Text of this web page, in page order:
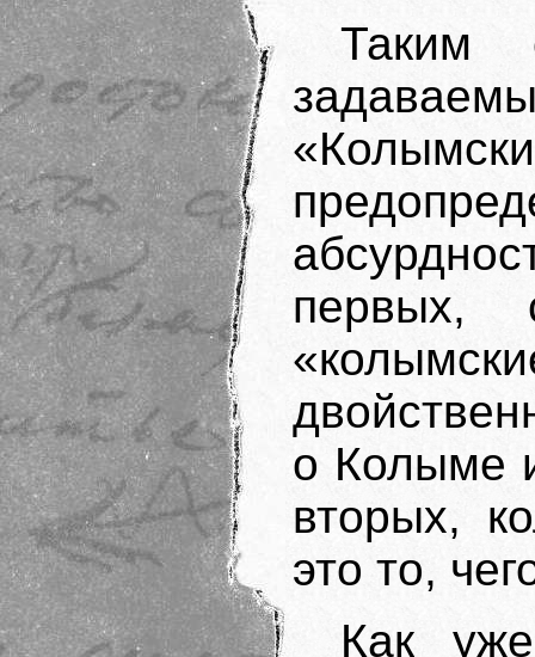
Таким
первых,
о Колыме
вторых,
это то,
Как